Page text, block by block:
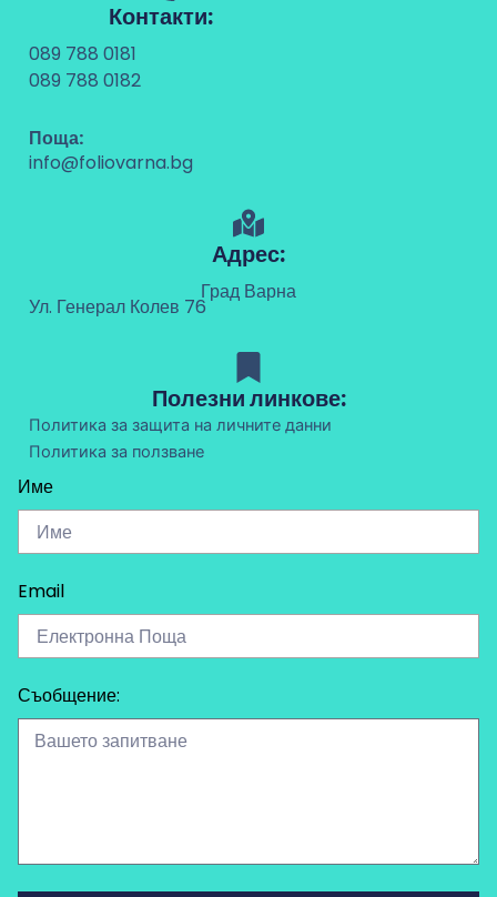
Контакти:
089 788 0181
089 788 0182
Поща:
info@foliovarna.bg
Адрес:
Град Варна
Ул. Генерал Колев 76
Полезни линкове:
Политика за защита на личните данни
Политика за ползване
Име
Email
Съобщение: